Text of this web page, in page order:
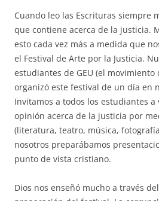
Cuando leo las Escrituras siempre
que contiene acerca de la justicia.
esto cada vez más a medida que
el Festival de Arte por la Justicia.
estudiantes de GEU (el movimiento
organizó este festival de un día en
Invitamos a todos los estudiantes a
opinión acerca de la justicia por
(literatura, teatro, música,
nosotros preparábamos
punto de vista cristiano.
Dios nos enseñó mucho a través